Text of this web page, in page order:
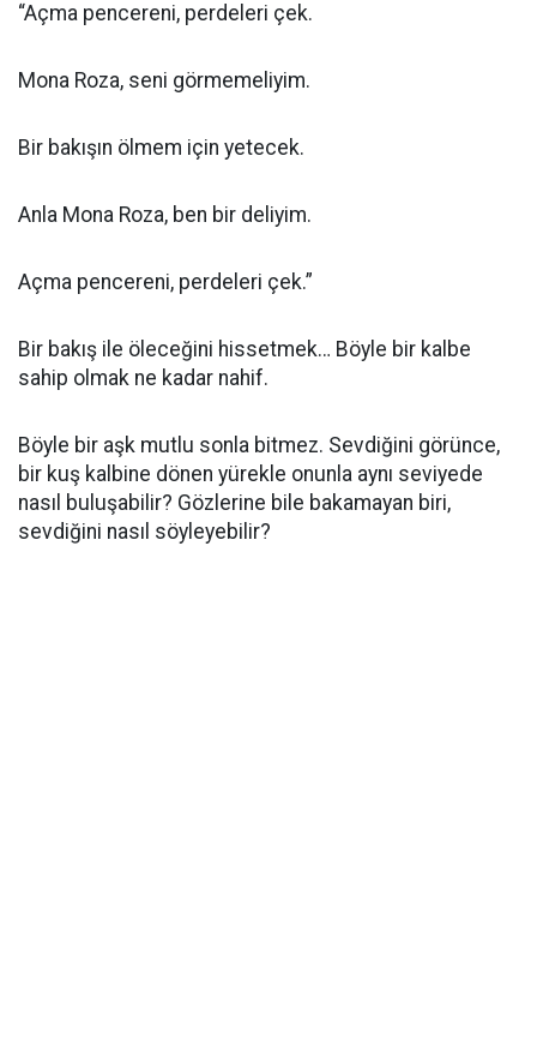
“Açma pencereni, perdeleri çek.
Mona Roza, seni görmemeliyim.
Bir bakışın ölmem için yetecek.
Anla Mona Roza, ben bir deliyim.
Açma pencereni, perdeleri çek.”
Bir bakış ile öleceğini hissetmek… Böyle bir kalbe
sahip olmak ne kadar nahif.
Böyle bir aşk mutlu sonla bitmez. Sevdiğini görünce,
bir kuş kalbine dönen yürekle onunla aynı seviyede
nasıl buluşabilir? Gözlerine bile bakamayan biri,
sevdiğini nasıl söyleyebilir?